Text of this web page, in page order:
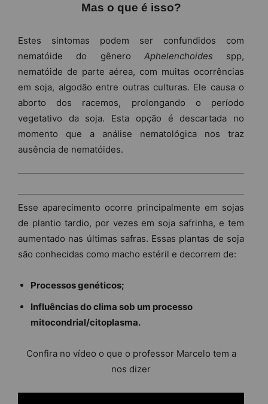
Mas o que é isso?
Estes sintomas podem ser confundidos com
nematóide do gênero Aphelenchoides spp,
nematóide de parte aérea, com muitas ocorrências
em soja, algodão entre outras culturas. Ele causa o
aborto dos racemos, prolongando o período
vegetativo da soja. Esta opção é descartada no
momento que a análise nematológica nos traz
ausência de nematóides.
Esse aparecimento ocorre principalmente em sojas
de plantio tardio, por vezes em soja safrinha, e tem
aumentado nas últimas safras. Essas plantas de soja
são conhecidas como macho estéril e decorrem de:
Processos genéticos;
Influências do clima sob um processo
mitocondrial/citoplasma.
Confira no vídeo o que o professor Marcelo tem a
nos dizer